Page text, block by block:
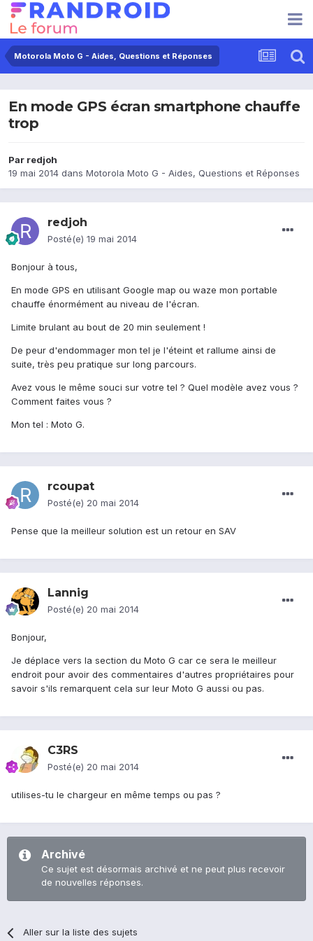
Motorola Moto G - Aides, Questions et Réponses
En mode GPS écran smartphone chauffe
trop
Par redjoh
19 mai 2014 dans Motorola Moto G - Aides, Questions et Réponses
redjoh
Posté(e) 19 mai 2014
Bonjour à tous,
En mode GPS en utilisant Google map ou waze mon portable
chauffe énormément au niveau de l'écran.
Limite brulant au bout de 20 min seulement !
De peur d'endommager mon tel je l'éteint et rallume ainsi de
suite, très peu pratique sur long parcours.
Avez vous le même souci sur votre tel ? Quel modèle avez vous ?
Comment faites vous ?
Mon tel : Moto G.
rcoupat
Posté(e) 20 mai 2014
Pense que la meilleur solution est un retour en SAV
Lannig
Posté(e) 20 mai 2014
Bonjour,
Je déplace vers la section du Moto G car ce sera le meilleur
endroit pour avoir des commentaires d'autres propriétaires pour
savoir s'ils remarquent cela sur leur Moto G aussi ou pas.
C3RS
Posté(e) 20 mai 2014
utilises-tu le chargeur en même temps ou pas ?
Archivé
Ce sujet est désormais archivé et ne peut plus recevoir
de nouvelles réponses.
Aller sur la liste des sujets